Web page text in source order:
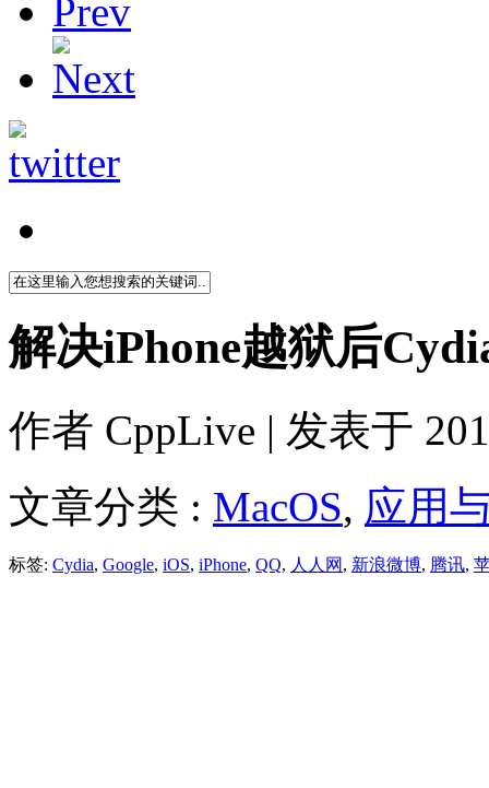
解决iPhone越狱后
作者 CppLive | 发表于
文章分类 : MacOS, 应用
标签: Cydia, Google, iOS, iPhone, QQ, 人人网 , 新浪微博, 腾讯,